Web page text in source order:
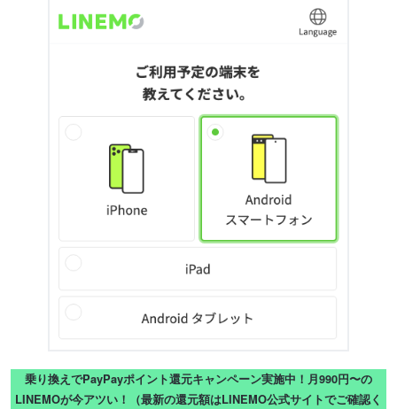
乗り換えでPayPayポイント還元キャンペーン実施中！月990円〜の
LINEMOが今アツい！（最新の還元額はLINEMO公式サイトでご確認く